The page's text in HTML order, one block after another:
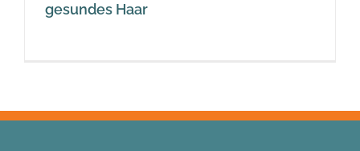
gesundes Haar